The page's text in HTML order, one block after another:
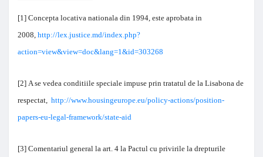
[1] Concepta locativa nationala din 1994, este aprobata in
2008, http://lex.justice.md/index.php?
action=view&view=doc&lang=1&id=303268
[2] A se vedea conditiile speciale impuse prin tratatul de la Lisabona de
respectat, http://www.housingeurope.eu/policy-actions/position-
papers-eu-legal-framework/state-aid
[3] Comentariul general la art. 4 la Pactul cu privirile la drepturile